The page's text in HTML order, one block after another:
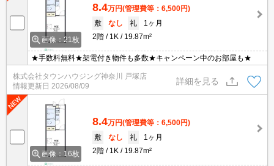
画像：21枚
8.4万円(管理費等：6,500円)
敷
なし 礼
1ヶ月
2階
1K 19.87m²
★手数料無料★架電付き物件も多数★キャンペーン中のお部屋も★
株式会社タウンハウジング神奈川 戸塚店
情報更新日 2026/08/09
詳細を見る
画像：16枚
8.4万円(管理費等：6,500円)
敷
なし 礼
1ヶ月
2階
1K 19.87m²